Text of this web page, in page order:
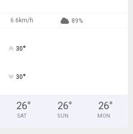
6.6km/h 89%
30°
30°
26°
SAT
26°
SUN
26°
MON